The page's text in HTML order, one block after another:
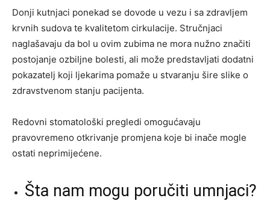
Donji kutnjaci ponekad se dovode u vezu i sa zdravljem
krvnih sudova te kvalitetom cirkulacije. Stručnjaci
naglašavaju da bol u ovim zubima ne mora nužno značiti
postojanje ozbiljne bolesti, ali može predstavljati dodatni
pokazatelj koji ljekarima pomaže u stvaranju šire slike o
zdravstvenom stanju pacijenta.
Redovni stomatološki pregledi omogućavaju
pravovremeno otkrivanje promjena koje bi inače mogle
ostati neprimijećene.
Šta nam mogu poručiti umnjaci?